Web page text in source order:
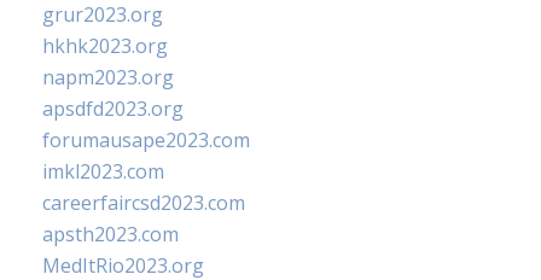
grur2023.org
hkhk2023.org
napm2023.org
apsdfd2023.org
forumausape2023.com
imkl2023.com
careerfaircsd2023.com
apsth2023.com
MedItRio2023.org